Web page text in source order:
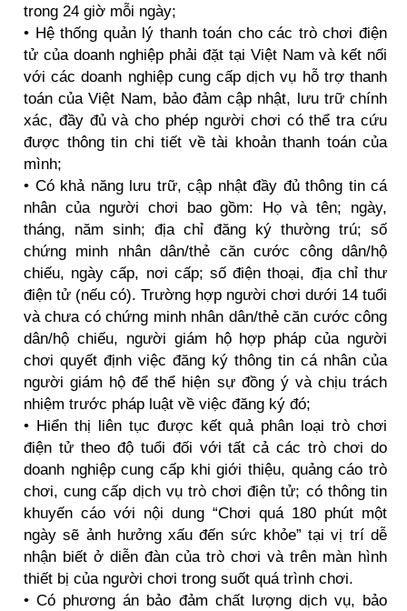
trong 24 giờ mỗi ngày;
• Hệ thống quản lý thanh toán cho các trò chơi điện
tử của doanh nghiệp phải đặt tại Việt Nam và kết nối
với các doanh nghiệp cung cấp dịch vụ hỗ trợ thanh
toán của Việt Nam, bảo đảm cập nhật, lưu trữ chính
xác, đầy đủ và cho phép người chơi có thể tra cứu
được thông tin chi tiết về tài khoản thanh toán của
mình;
• Có khả năng lưu trữ, cập nhật đầy đủ thông tin cá
nhân của người chơi bao gồm: Họ và tên; ngày,
tháng, năm sinh; địa chỉ đăng ký thường trú; số
chứng minh nhân dân/thẻ căn cước công dân/hộ
chiếu, ngày cấp, nơi cấp; số điện thoại, địa chỉ thư
điện tử (nếu có). Trường hợp người chơi dưới 14 tuổi
và chưa có chứng minh nhân dân/thẻ căn cước công
dân/hộ chiếu, người giám hộ hợp pháp của người
chơi quyết định việc đăng ký thông tin cá nhân của
người giám hộ để thể hiện sự đồng ý và chịu trách
nhiệm trước pháp luật về việc đăng ký đó;
• Hiển thị liên tục được kết quả phân loại trò chơi
điện tử theo độ tuổi đối với tất cả các trò chơi do
doanh nghiệp cung cấp khi giới thiệu, quảng cáo trò
chơi, cung cấp dịch vụ trò chơi điện tử; có thông tin
khuyến cáo với nội dung “Chơi quá 180 phút một
ngày sẽ ảnh hưởng xấu đến sức khỏe” tại vị trí dễ
nhận biết ở diễn đàn của trò chơi và trên màn hình
thiết bị của người chơi trong suốt quá trình chơi.
• Có phương án bảo đảm chất lượng dịch vụ, bảo